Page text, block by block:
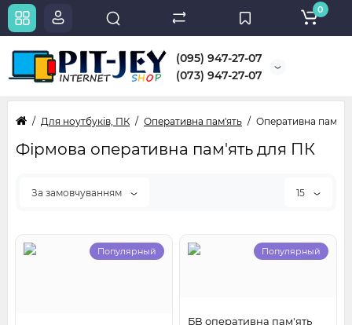
(095) 947-27-07
(073) 947-27-07
0
Для ноутбуків, ПК Оперативна пам'ять Оперативна
Фірмова оперативна пам'ять для ПК
За замовчуванням 15
Популярный Популярный
БВ оперативна пам'ять